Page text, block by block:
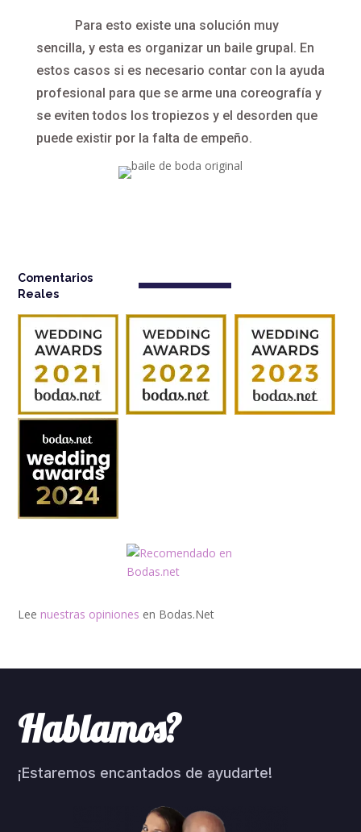
Para esto existe una solución muy
sencilla, y esta es organizar un baile grupal. En
estos casos si es necesario contar con la ayuda
profesional para que se arme una coreografía y
se eviten todos los tropiezos y el desorden que
puede existir por la falta de empeño.
Comentarios
Reales
Lee nuestras opiniones en Bodas.Net
Hablamos?
¡Estaremos encantados de ayudarte!